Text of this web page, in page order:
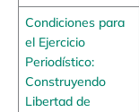
Condiciones para
el Ejercicio
Periodístico:
Construyendo
Libertad de